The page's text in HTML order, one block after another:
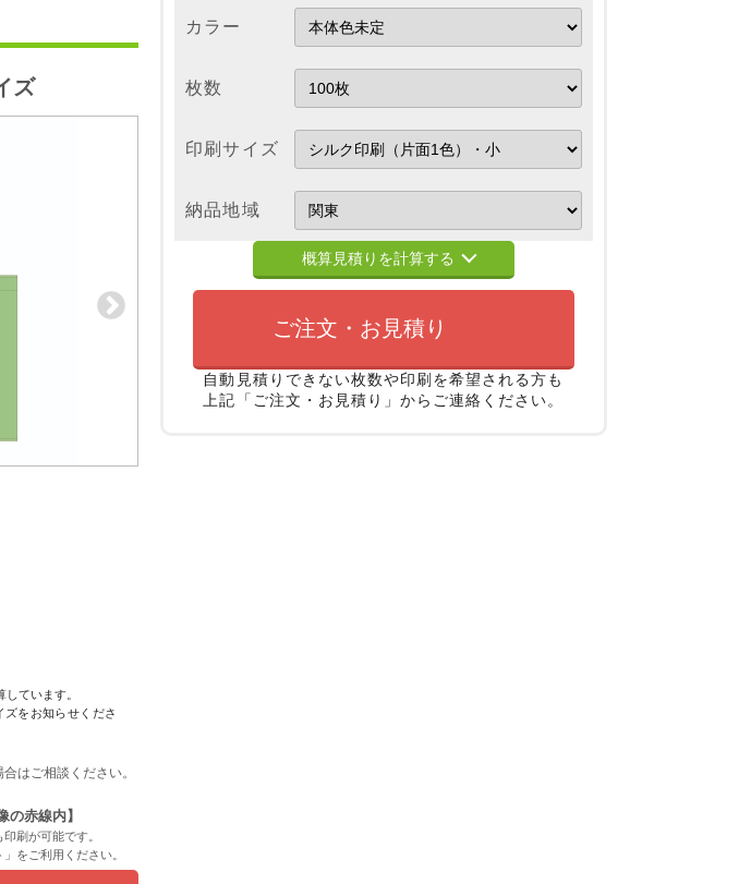
ズ
ています。
をお知らせくださ
はご相談ください。
赤線内】
刷が可能です。
をご利用ください。
カラー
枚数
印刷サイズ
納品地域
概算見積りを計算する
ご注文・お見積り
自動見積りできない枚数や印刷を希望される方も
上記「ご注文・お見積り」からご連絡ください。